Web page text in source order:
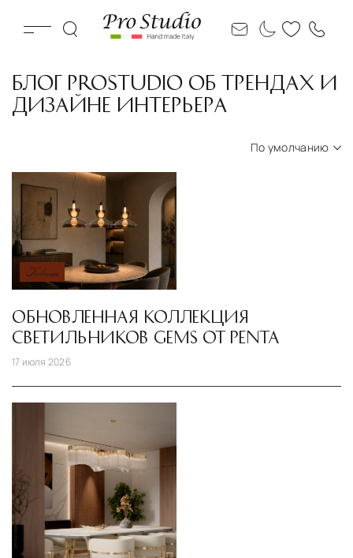
БЛОГ PROSTUDIO ОБ ТРЕНДАХ И
ДИЗАЙНЕ ИНТЕРЬЕРА
По умолчанию
Новость
ОБНОВЛЕННАЯ КОЛЛЕКЦИЯ
СВЕТИЛЬНИКОВ GEMS ОТ PENTA
17 июля 2026